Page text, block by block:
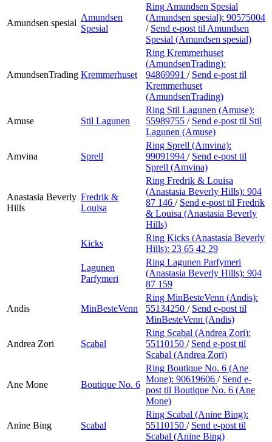
Amundsen spesial
Amundsen
Spesial
Ring Amundsen Spesial
(Amundsen spesial): 90575004
/ Send e-post til Amundsen
Spesial (Amundsen spesial)
AmundsenTrading Kremmerhuset
Ring Kremmerhuset
(AmundsenTrading):
94869991 / Send e-post til
Kremmerhuset
(AmundsenTrading)
Amuse Stil Lagunen
Ring Stil Lagunen (Amuse):
55989755 / Send e-post til Stil
Lagunen (Amuse)
Amvina Sprell
Ring Sprell (Amvina):
99091994 / Send e-post til
Sprell (Amvina)
Anastasia Beverly
Hills
Fredrik &
Louisa
Ring Fredrik & Louisa
(Anastasia Beverly Hills): 904
87 146 / Send e-post til Fredrik
& Louisa (Anastasia Beverly
Hills)
Kicks
Ring Kicks (Anastasia Beverly
Hills): 23 65 42 29
Lagunen
Parfymeri
Ring Lagunen Parfymeri
(Anastasia Beverly Hills): 904
87 159
Andis MinBesteVenn
Ring MinBesteVenn (Andis):
55134250 / Send e-post til
MinBesteVenn (Andis)
Andrea Zori Scabal
Ring Scabal (Andrea Zori):
55110150 / Send e-post til
Scabal (Andrea Zori)
Ane Mone Boutique No. 6
Ring Boutique No. 6 (Ane
Mone): 90619606 / Send e-
post til Boutique No. 6 (Ane
Mone)
Anine Bing Scabal
Ring Scabal (Anine Bing):
55110150 / Send e-post til
Scabal (Anine Bing)